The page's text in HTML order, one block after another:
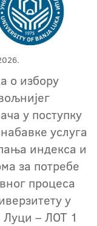
о избору
у поступку
услугa
индекса и
за потребе
процеса
у
Луци – ЛОТ 1